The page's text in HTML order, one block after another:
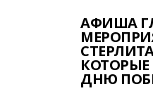
АФИША
ДНЮ